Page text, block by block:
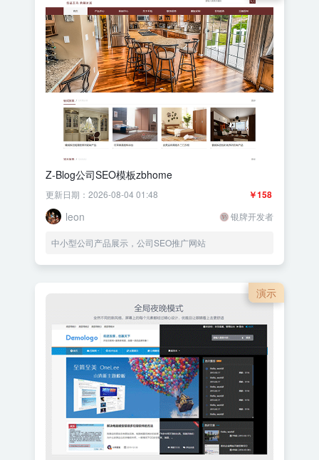
Z-Blog公司SEO模板zbhome
￥158
更新日期：2026-08-04 01:48
leon 银牌开发者
中小型公司产品展示，公司SEO推广网站
演示